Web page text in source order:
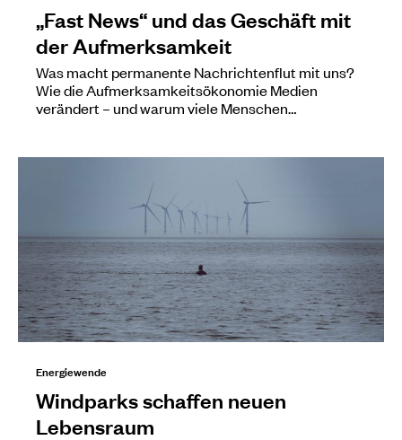
„Fast News“ und das Geschäft mit
der Aufmerksamkeit
Was macht permanente Nachrichtenflut mit uns?
Wie die Aufmerksamkeitsökonomie Medien
verändert – und warum viele Menschen…
Energiewende
Windparks schaffen neuen
Lebensraum